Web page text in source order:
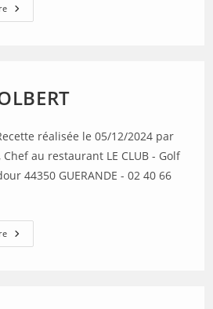
RISOTTO
DE
réalisée le 05/12/2024 par
au restaurant LE CLUB - Golf
44350 GUERANDE - 02 40 66
BAR
A